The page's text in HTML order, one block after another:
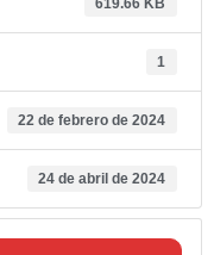
619.66 KB
1
22 de febrero de 2024
24 de abril de 2024